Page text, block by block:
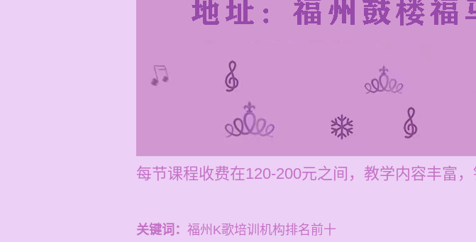
每节课程收费在120-200元之间，教学内容丰富
关键词： 福州K歌培训机构排名前十